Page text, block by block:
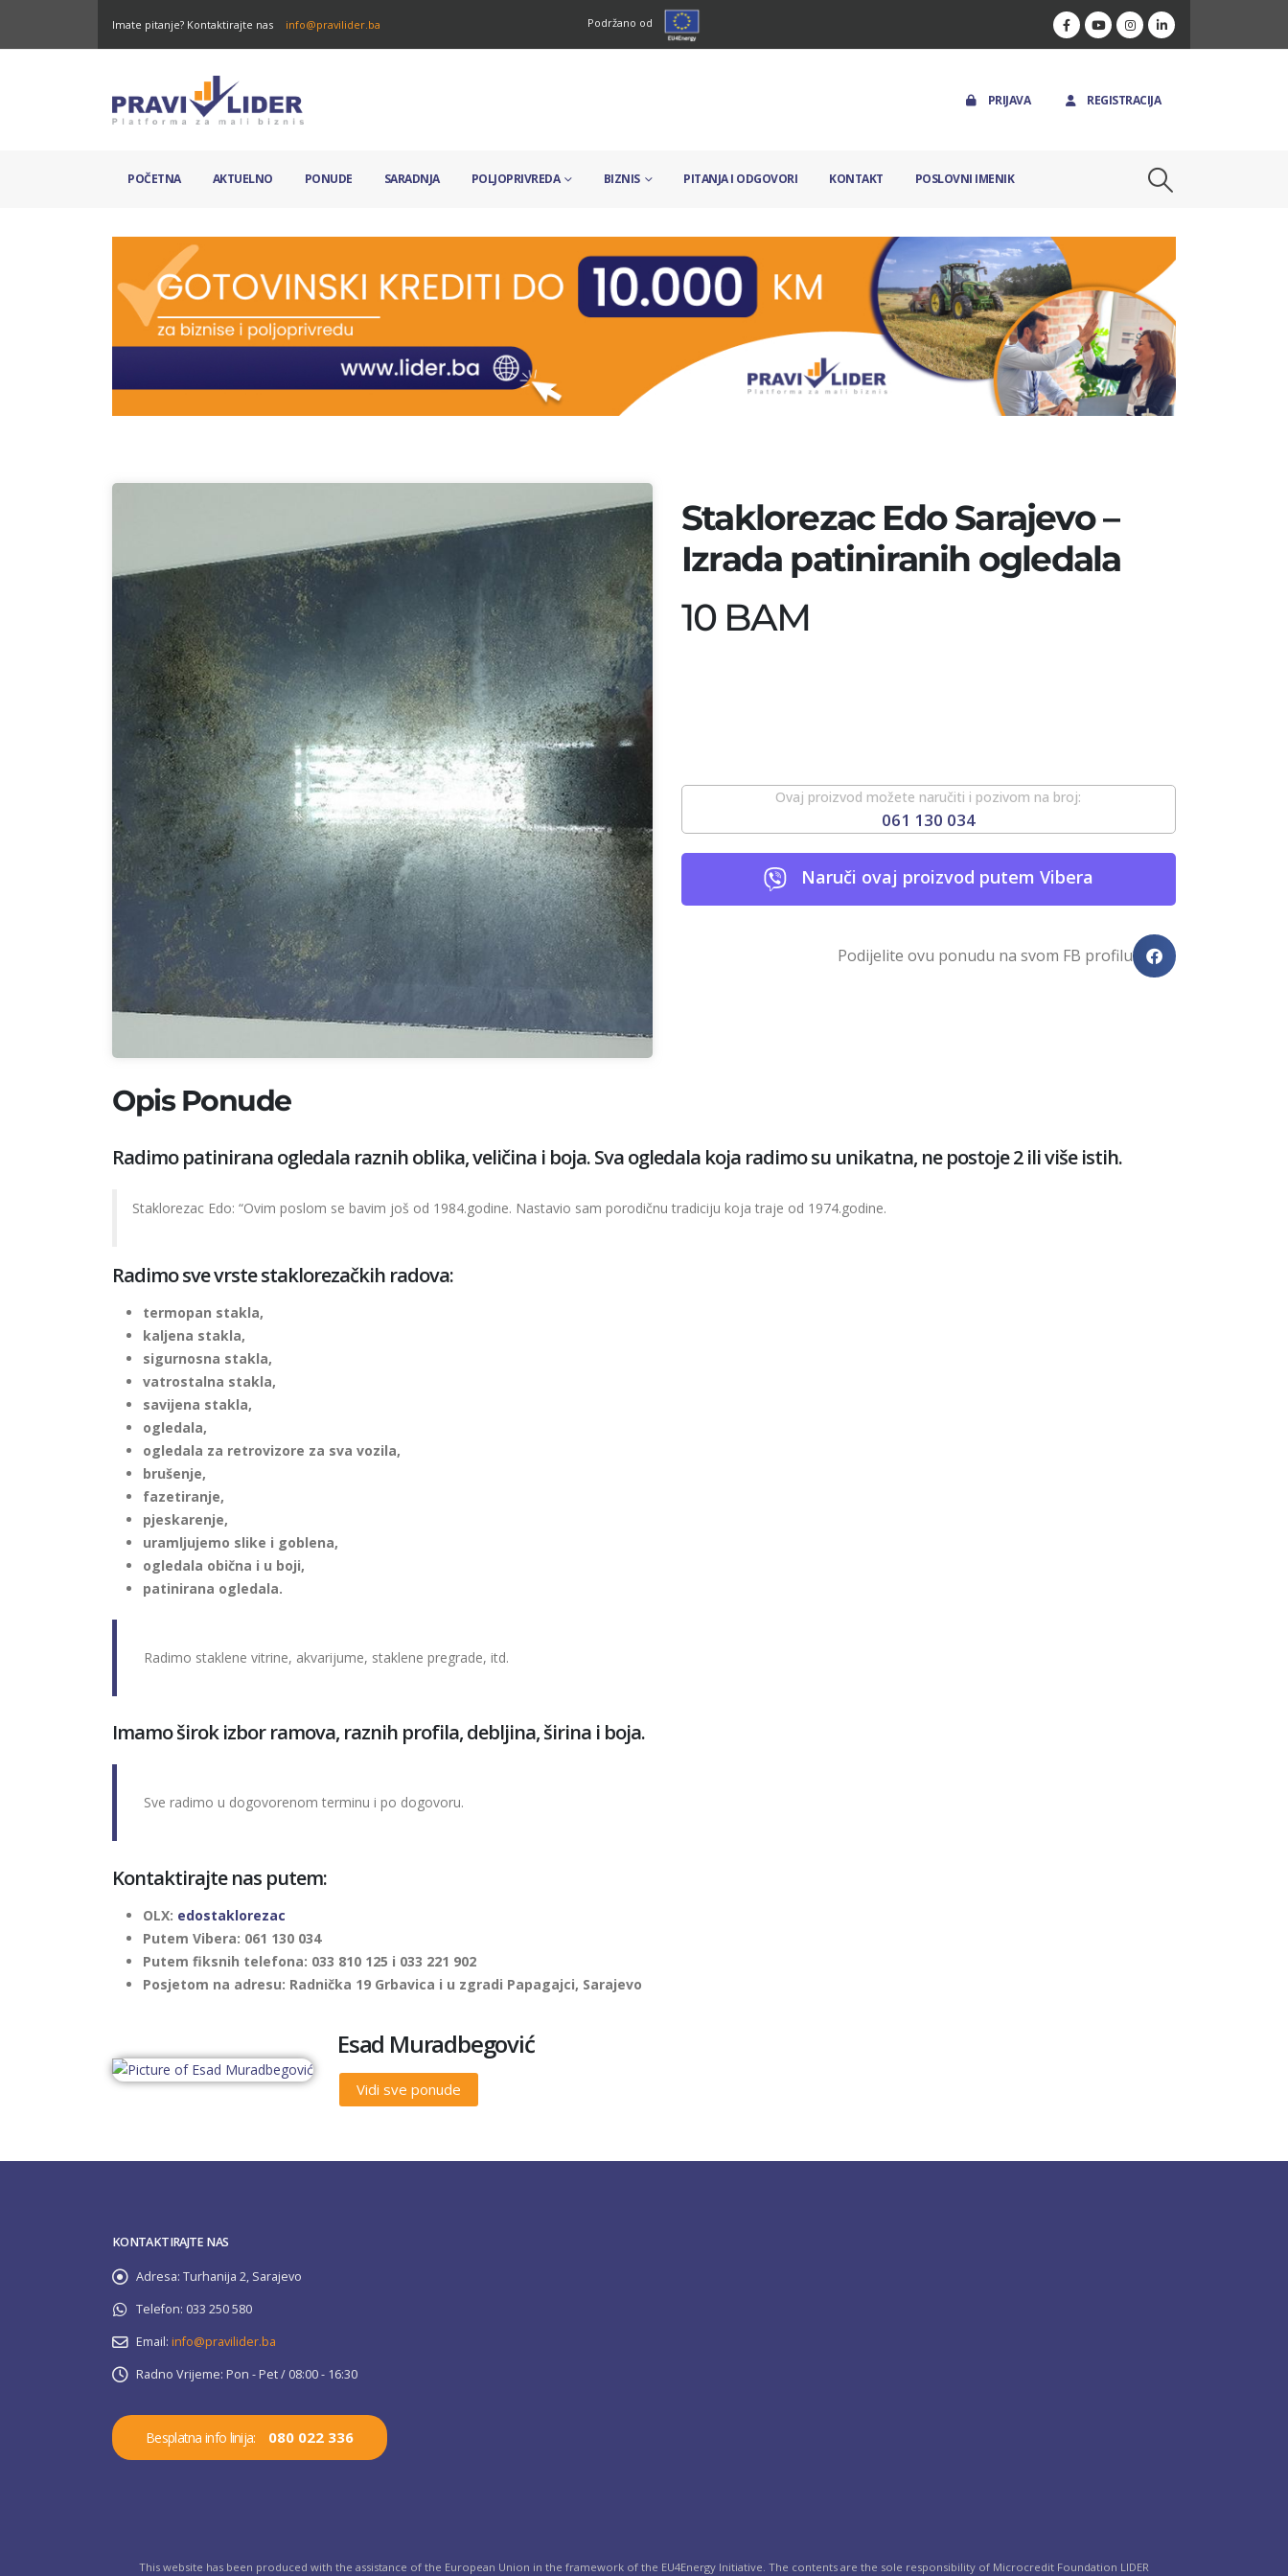
Imate pitanje? Kontaktirajte nas info@pravilider.ba Podržano od
PRIJAVA REGISTRACIJA
POČETNA AKTUELNO PONUDE SARADNJA POLJOPRIVREDA BIZNIS PITANJA I ODGOVORI KONTAKT POSLOVNI IMENIK
Staklorezac Edo Sarajevo –
Izrada patiniranih ogledala
10 BAM
Ovaj proizvod možete naručiti i pozivom na broj:
061 130 034
Naruči ovaj proizvod putem Vibera
Podijelite ovu ponudu na svom FB profilu
Opis Ponude
Radimo patinirana ogledala raznih oblika, veličina i boja. Sva ogledala koja radimo su unikatna, ne postoje 2 ili više istih.
Staklorezac Edo: “Ovim poslom se bavim još od 1984.godine. Nastavio sam porodičnu tradiciju koja traje od 1974.godine.
Radimo sve vrste staklorezačkih radova:
termopan stakla,
kaljena stakla,
sigurnosna stakla,
vatrostalna stakla,
savijena stakla,
ogledala,
ogledala za retrovizore za sva vozila,
brušenje,
fazetiranje,
pjeskarenje,
uramljujemo slike i goblena,
ogledala obična i u boji,
patinirana ogledala.
Radimo staklene vitrine, akvarijume, staklene pregrade, itd.
Imamo širok izbor ramova, raznih profila, debljina, širina i boja.
Sve radimo u dogovorenom terminu i po dogovoru.
Kontaktirajte nas putem:
OLX: edostaklorezac
Putem Vibera: 061 130 034
Putem fiksnih telefona: 033 810 125 i 033 221 902
Posjetom na adresu: Radnička 19 Grbavica i u zgradi Papagajci, Sarajevo
Esad Muradbegović
Vidi sve ponude
KONTAKTIRAJTE NAS
Adresa: Turhanija 2, Sarajevo
Telefon: 033 250 580
Email: info@pravilider.ba
Radno Vrijeme: Pon - Pet / 08:00 - 16:30
Besplatna info linija: 080 022 336
This website has been produced with the assistance of the European Union in the framework of the EU4Energy Initiative. The contents are the sole responsibility of Microcredit Foundation LIDER